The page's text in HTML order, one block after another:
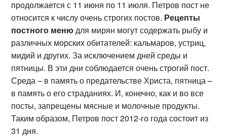
продолжается с 11 июня по 11 июля. Петров пост не
относится к числу очень строгих постов. Рецепты
постного меню для мирян могут содержать рыбу и
различных морских обитателей: кальмаров, устриц,
мидий и других. За исключением дней среды и
пятницы. В эти дни соблюдается очень строгий пост.
Среда – в память о предательстве Христа, пятница –
в память о его страданиях. И, конечно, как и во все
посты, запрещены мясные и молочные продукты.
Таким образом, Петров пост 2012-го года состоит из
31 дня.